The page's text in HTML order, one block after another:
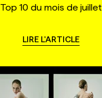
Top 10 du mois de juillet
LIRE L'ARTICLE